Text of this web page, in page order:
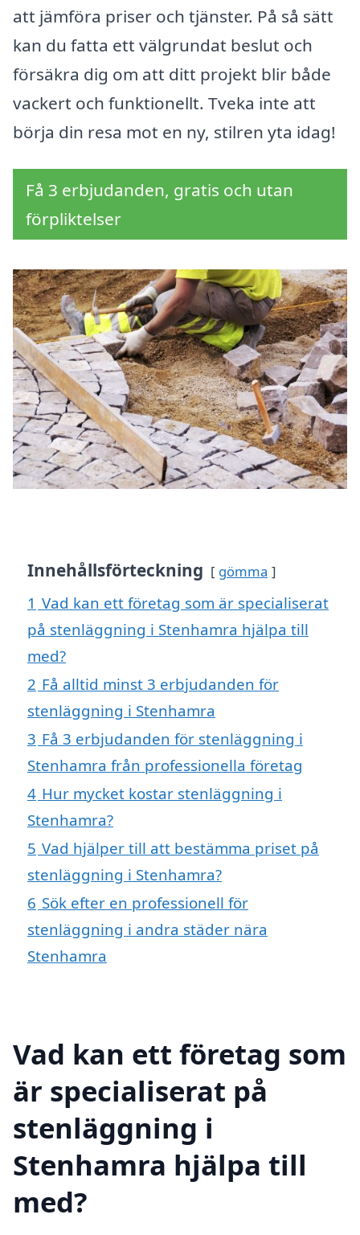
att jämföra priser och tjänster. På så sätt
kan du fatta ett välgrundat beslut och
försäkra dig om att ditt projekt blir både
vackert och funktionellt. Tveka inte att
börja din resa mot en ny, stilren yta idag!
Få 3 erbjudanden, gratis och utan
förpliktelser
Innehållsförteckning gömma
1 Vad kan ett företag som är specialiserat
på stenläggning i Stenhamra hjälpa till
med?
2 Få alltid minst 3 erbjudanden för
stenläggning i Stenhamra
3 Få 3 erbjudanden för stenläggning i
Stenhamra från professionella företag
4 Hur mycket kostar stenläggning i
Stenhamra?
5 Vad hjälper till att bestämma priset på
stenläggning i Stenhamra?
6 Sök efter en professionell för
stenläggning i andra städer nära
Stenhamra
Vad kan ett företag som
är specialiserat på
stenläggning i
Stenhamra hjälpa till
med?